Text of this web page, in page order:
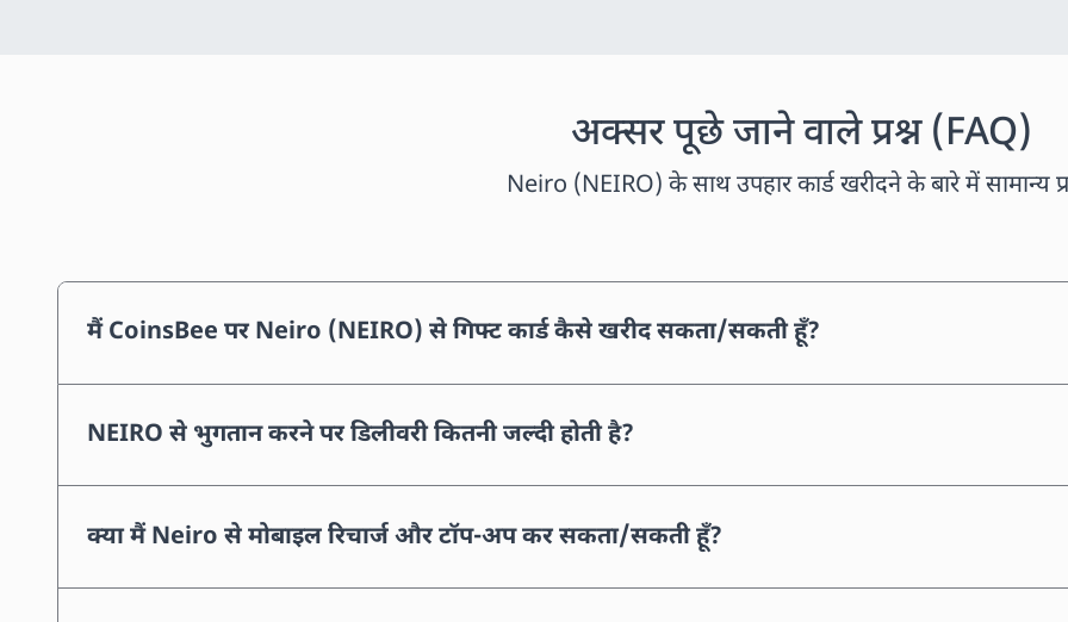
अक्सर पूछे जाने वाले प्रश्न (FAQ)
Neiro (NEIRO) के साथ उपहार कार्ड खरीदने के बारे में सामान्य
मैं CoinsBee पर Neiro (NEIRO) से गिफ्ट कार्ड कैसे खरीद सकता/सकती हूँ?
NEIRO से भुगतान करने पर डिलीवरी कितनी जल्दी होती है?
क्या मैं Neiro से मोबाइल रिचार्ज और टॉप-अप कर सकता/सकती हूँ?